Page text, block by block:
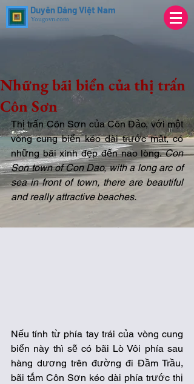
Duyên Dáng Việt Nam
Yougovn.com
Những bãi biển của thị trấn
Côn Sơn
Thị trấn Côn Sơn của Côn Đảo, với một
vòng cung biển kéo dài trước mặt, có
những bãi xinh đẹp đến nao lòng. Con
Son town of Con Dao, with a long arc of
sea in front of town, there are beautiful
and really attractive beaches.
Nếu tính từ phía tay trái của vòng cung
biển này thì sẽ có bãi Lò Vôi phía sau
hàng dương trên đường đi Đầm Trầu,
bãi tắm Côn Sơn kéo dài phía trước thị